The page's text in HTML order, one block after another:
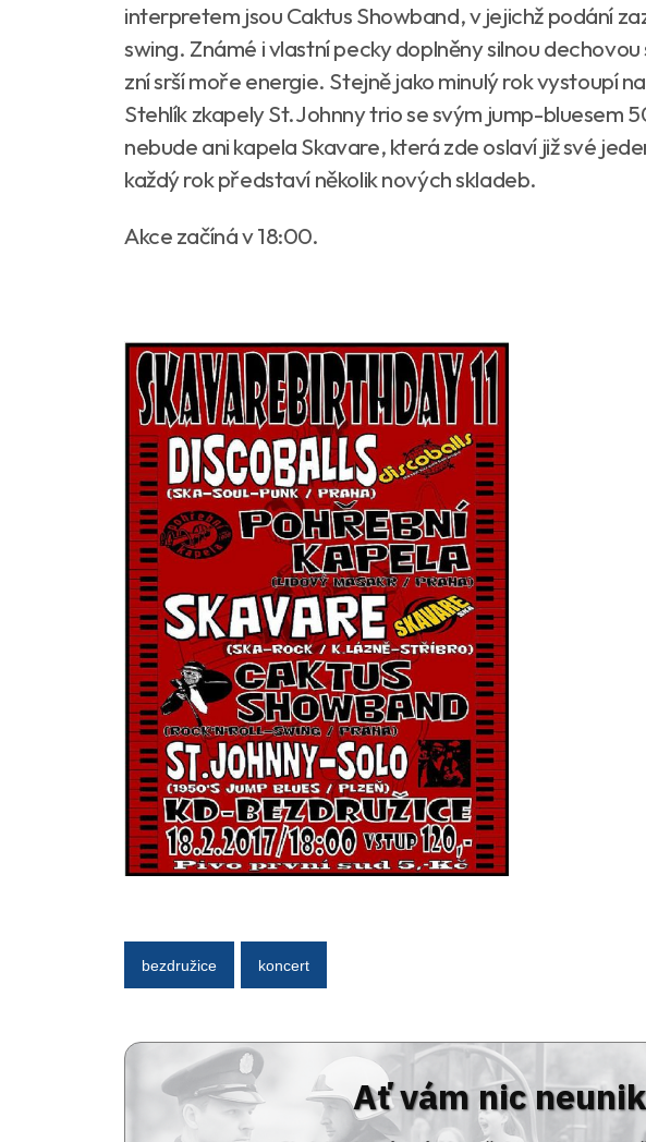
interpretem jsou Caktus Showband, v jejichž podání
swing. Známé i vlastní pecky doplněny silnou dechovou
zní srší moře energie. Stejně jako minulý rok vystoupí
Stehlík zkapely St.Johnny trio se svým jump-bluesem
nebude ani kapela Skavare, která zde oslaví již své
každý rok představí několik nových skladeb.
Akce začíná v 18:00.
bezdružice koncert
Ať vám nic